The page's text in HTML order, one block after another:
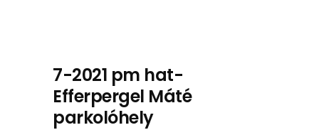
7-2021 pm hat-
Efferpergel Máté
parkolóhely